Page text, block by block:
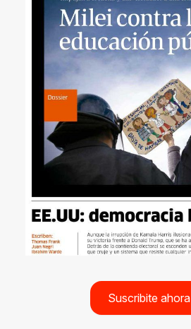
Suscribite ahora